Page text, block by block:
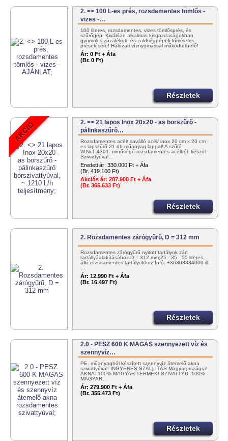
2. <> 100 L-es prés, rozsdamentes tömlős -
vizes -…
100 literes, rozsdamentes, vizes tömlősprés, és
szűrőgép! Kiválóan alkalmas kisgazdaságokban,
gyümölcs zúzalékok, és zöldségpépek kíméletes
préselésére! Hálózati víznyomással működtethető!
30/383-4000
Ár: 0 Ft + Áfa
(Br. 0 Ft)
Részletek
2. <> 21 lapos Inox 20x20 - as borszűrő -
pálinkaszűrő…
Rozsdamentes acél/ saválló acél/ inox 20 cm x 20 cm -
es lapszűrő 21 db műanyag lappal! A szűrő
W.Nr.1.4301. minőségű rozsdamentes acélból készül.
Szivattyúval…
Eredeti ár: 330.000 Ft + Áfa
(Br. 419.100 Ft)
Akciós ár: 287.900 Ft + Áfa
(Br. 365.633 Ft)
Részletek
2. Rozsdamentes zárógyűrű, D = 312 mm
Rozsdamentes zárógyűrű nyitott tartályok zárt
tartállyáalakításához.D = 312 mm;25 - 35 - 50 literes
álló rozsdamentes tartályokhoz!Infó: +36303834000 ill.
…
Ár: 12.990 Ft + Áfa
(Br. 16.497 Ft)
Részletek
2.0 - PESZ 600 K MAGAS szennyezett víz és
szennyvíz…
PE. műanyagból készített szennyvíz átemelő akna
szivattyúval! INGYENES SZÁLLÍTÁS Magyarországra!
AKNA: 100% MAGYAR TERMÉK! SZIVATTYÚ: 100%
MAGYAR…
Ár: 279.900 Ft + Áfa
(Br. 355.473 Ft)
Részletek